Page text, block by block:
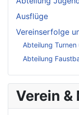
Ausflüge
Vereinserfolge
Abteilung Turnen
Abteilung
Verein